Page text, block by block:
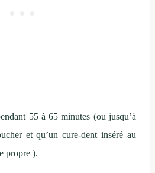
55 à 65 minutes (ou jusqu’à
et qu’un cure-dent inséré au
propre ).